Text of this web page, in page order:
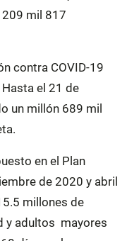
209 mil 817
contra COVID-19
el 21 de
un millón 689 mil
en el Plan
de 2020 y abril
millones de
y adultos mayores